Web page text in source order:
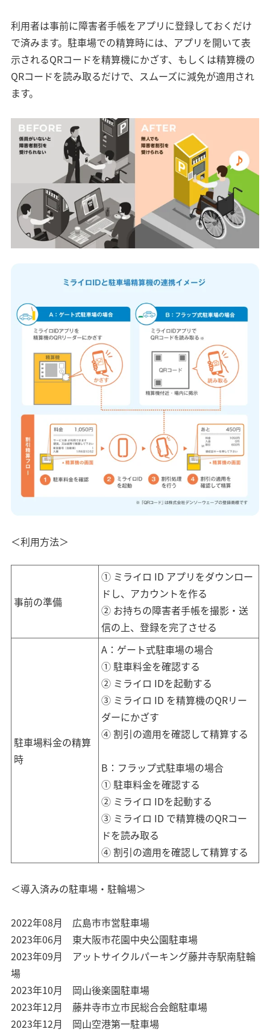
利用者は事前に障害者手帳をアプリに登録しておくだけ
で済みます。駐車場での精算時には、アプリを開いて表
示されるQRコードを精算機にかざす、もしくは精算機の
QRコードを読み取るだけで、スムーズに減免が適用され
ます。
＜利用方法＞
事前の準備
① ミライロ ID アプリをダウンロー
ドし、アカウントを作る
② お持ちの障害者手帳を撮影・送
信の上、登録を完了させる
駐車場料金の精算
時
A：ゲート式駐車場の場合
① 駐車料金を確認する
② ミライロ IDを起動する
③ ミライロ ID を精算機のQRリー
ダーにかざす
④ 割引の適用を確認して精算する
B：フラップ式駐車場の場合
① 駐車料金を確認する
② ミライロ IDを起動する
③ ミライロ ID で精算機のQRコー
ドを読み取る
④ 割引の適用を確認して精算する
＜導入済みの駐車場・駐輪場＞
2022年08月 広島市市営駐車場
2023年06月 東大阪市花園中央公園駐車場
2023年09月 アットサイクルパーキング藤井寺駅南駐輪
場
2023年10月 岡山後楽園駐車場
2023年12月 藤井寺市立市民総合会館駐車場
2023年12月 岡山空港第一駐車場